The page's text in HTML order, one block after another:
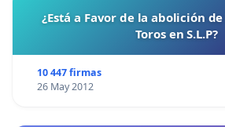
¿Está a Favor de la abolición
Toros en S.L.P?
10 447 firmas
26 May 2012